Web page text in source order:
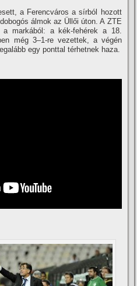
a Ferencváros a sí­rból hozott
álmok az Üllői úton. A ZTE
markából: a kék-fehérek a 18.
még 3–1-re vezettek, a végén
egy ponttal térhetnek haza.